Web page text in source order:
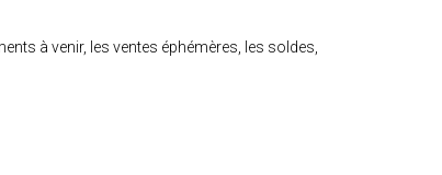
à venir, les ventes éphémères, les soldes,